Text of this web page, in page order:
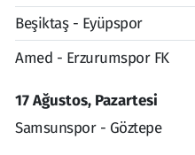
Beşiktaş - Eyüpspor
Amed - Erzurumspor FK
17 Ağustos, Pazartesi
Samsunspor - Göztepe